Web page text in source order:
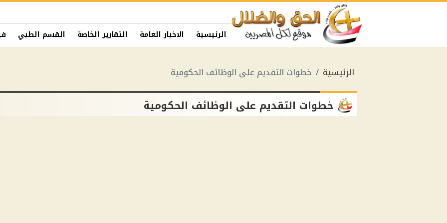
الرئيسية الاخبار العامة التقارير الخاصة القسم الطبي
الرئيسية خطوات التقديم على الوظائف الحكومية
خطوات التقديم على الوظائف الحكومية